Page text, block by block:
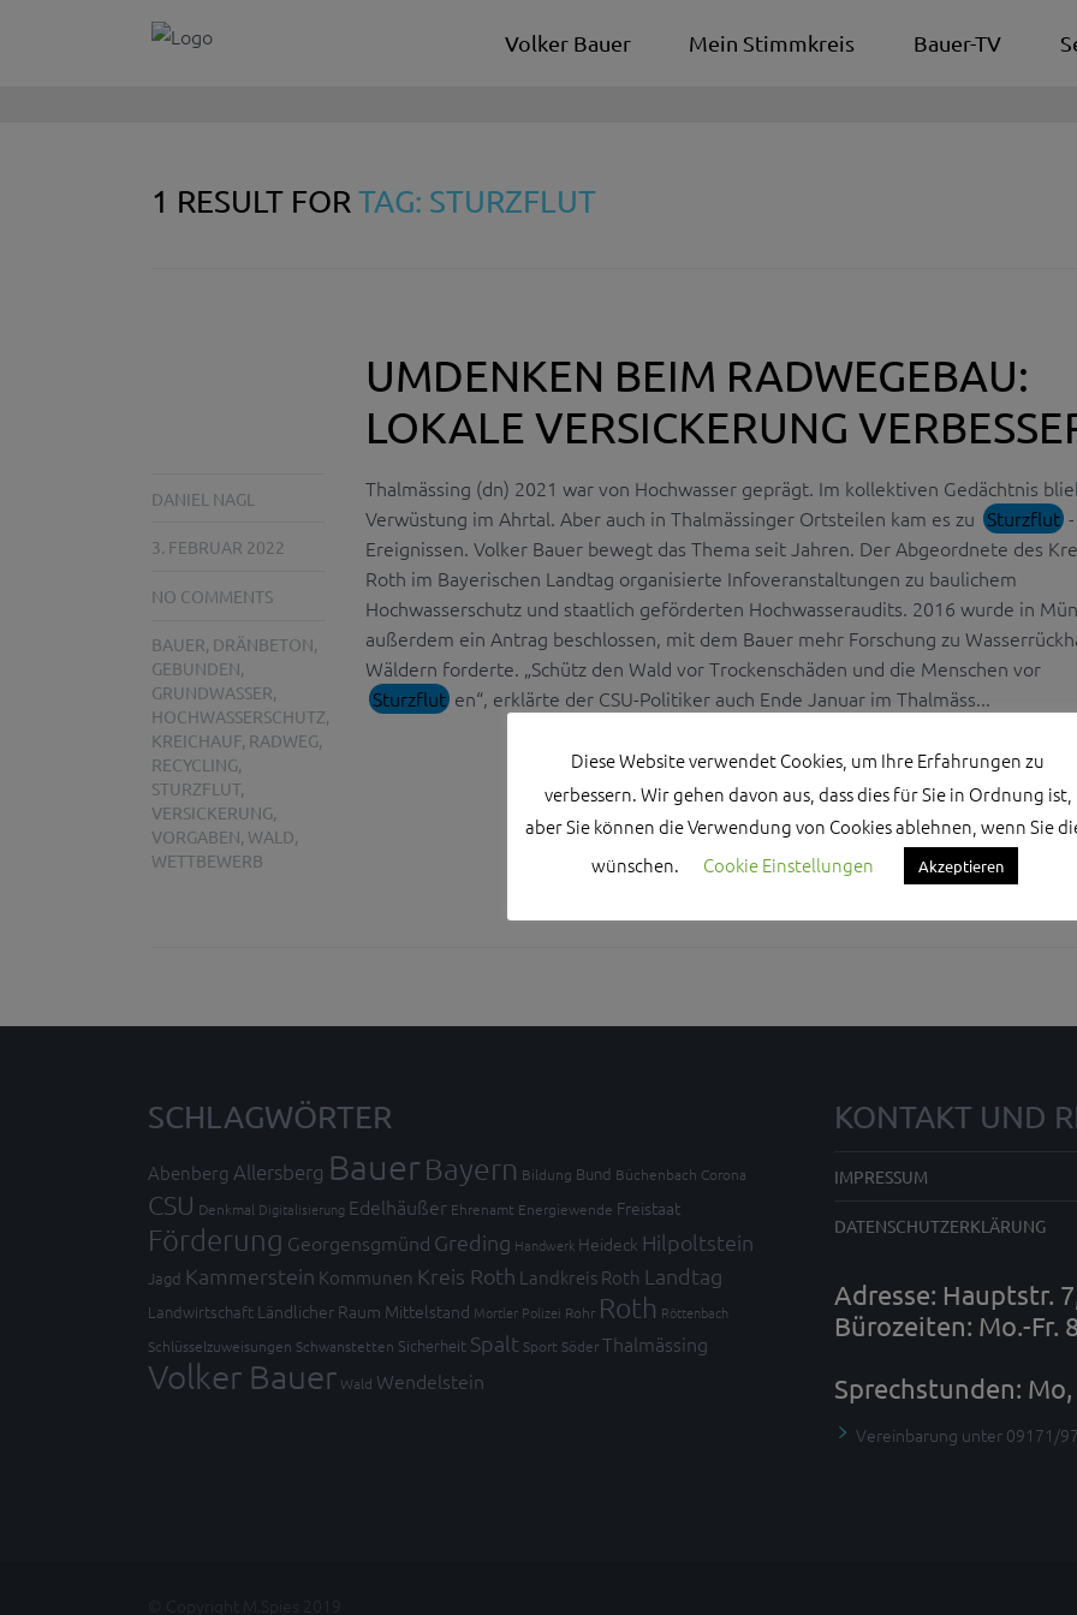
Volker Bauer Mein Stimmkreis Bauer-TV
1 RESULT FOR TAG: STURZFLUT
UMDENKEN BEIM RADWEGEBAU:
LOKALE VERSICKERUNG
DANIEL NAGL
3. FEBRUAR 2022
NO COMMENTS
BAUER, DRÄNBETON,
GEBUNDEN,
GRUNDWASSER,
HOCHWASSERSCHUTZ,
KREICHAUF, RADWEG,
RECYCLING,
STURZFLUT,
VERSICKERUNG,
VORGABEN, WALD,
WETTBEWERB
Thalmässing (dn) 2021 war von Hochwasser geprägt. Im kollektiven Gedächtnis
Verwüstung im Ahrtal. Aber auch in Thalmässinger Ortsteilen kam es zu Sturzflut -
Ereignissen. Volker Bauer bewegt das Thema seit Jahren. Der Abgeordnete des
Roth im Bayerischen Landtag organisierte Infoveranstaltungen zu baulichem
Hochwasserschutz und staatlich geförderten Hochwasseraudits. 2016 wurde in
außerdem ein Antrag beschlossen, mit dem Bauer mehr Forschung zu
Wäldern forderte. „Schütz den Wald vor Trockenschäden und die Menschen vor
Sturzflut en“, erklärte der CSU-Politiker auch Ende Januar im Thalmäss...
SCHLAGWÖRTER
Abenberg Allersberg Bauer Bayern Bildung Bund Büchenbach Corona
CSU Denkmal Digitalisierung Edelhäußer Ehrenamt Energiewende Freistaat
Förderung Georgensgmünd Greding Handwerk Heideck Hilpoltstein
Jagd Kammerstein Kommunen Kreis Roth Landkreis Roth Landtag
Landwirtschaft Ländlicher Raum Mittelstand Mortler Polizei Rohr Roth Röttenbach
Schlüsselzuweisungen Schwanstetten Sicherheit Spalt Sport SöderThalmässing
Volker BauerWald Wendelstein
KONTAKT UND
IMPRESSUM
DATENSCHUTZERKLÄRUNG
Adresse: Hauptstr.
Bürozeiten: Mo.-Fr.
Sprechstunden: Mo,
Vereinbarung unter 09171/
Diese Website verwendet Cookies, um Ihre Erfahrungen zu
verbessern. Wir gehen davon aus, dass dies für Sie in Ordnung ist,
aber Sie können die Verwendung von Cookies ablehnen, wenn Sie
wünschen.
Cookie Einstellungen Akzeptieren